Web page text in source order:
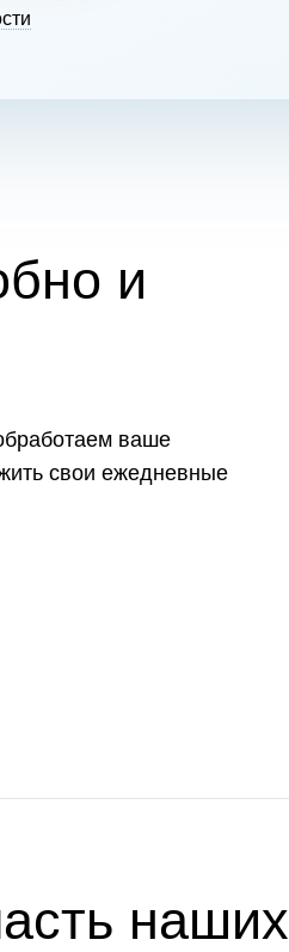
и
ваше
свои ежедневные
наших